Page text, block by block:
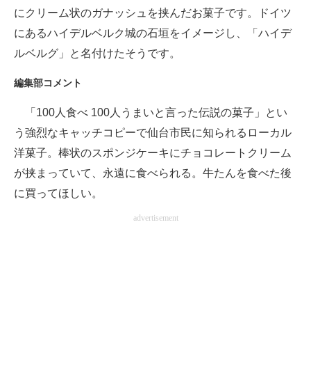
にクリーム状のガナッシュを挟んだお菓子です。ドイツ
にあるハイデルベルク城の石垣をイメージし、「ハイデ
ルベルグ」と名付けたそうです。
編集部コメント
「100人食べ 100人うまいと言った伝説の菓子」とい
う強烈なキャッチコピーで仙台市民に知られるローカル
洋菓子。棒状のスポンジケーキにチョコレートクリーム
が挟まっていて、永遠に食べられる。牛たんを食べた後
に買ってほしい。
advertisement